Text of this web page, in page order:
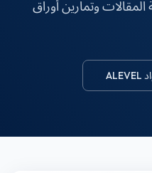
وتمارين أوراق
ALEVEL